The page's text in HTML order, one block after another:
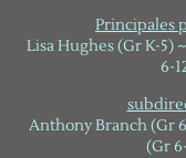
Principales
Lisa Hughes (Gr K-5) ~
6-
Anthony Branch (Gr
(Gr